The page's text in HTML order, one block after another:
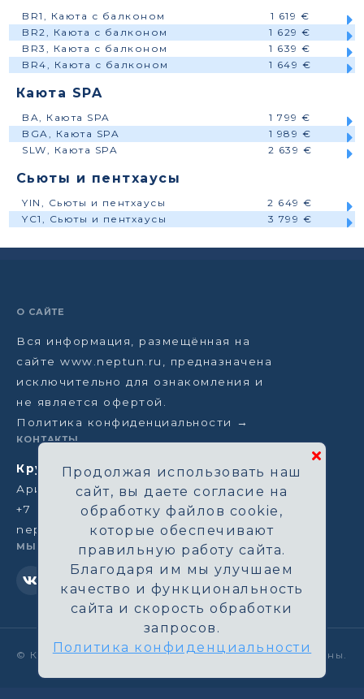
BR1, Каюта с балконом
1 619 €
BR2, Каюта с балконом
1 629 €
BR3, Каюта с балконом
1 639 €
BR4, Каюта с балконом
1 649 €
Каюта SPA
BA, Каюта SPA
1 799 €
BGA, Каюта SPA
1 989 €
SLW, Каюта SPA
2 639 €
Сьюты и пентхаусы
YIN, Сьюты и пентхаусы
2 649 €
YC1, Сьюты и пентхаусы
3 799 €
О САЙТЕ
Вся информация, размещённая на
сайте www.neptun.ru, предназначена
исключительно для ознакомления и
не является офертой.
Политика конфиденциальности →
КОНТАКТЫ
Круизная компания Нептун
Аристарховский пер, 3/1, Москва
+7 (964) 583-14-96
neptun@aha.ru
МЫ В СЕТИ
© Круизная компания Нептун. Все права защищены.
Продолжая использовать наш
сайт, вы даете согласие на
обработку файлов cookie,
которые обеспечивают
правильную работу сайта.
Благодаря им мы улучшаем
качество и функциональность
сайта и скорость обработки
запросов.
Политика конфиденциальности